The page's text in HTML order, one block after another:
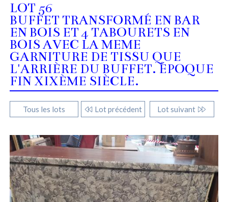
LOT 56
BUFFET TRANSFORMÉ EN BAR
EN BOIS ET 4 TABOURETS EN
BOIS AVEC LA MEME
GARNITURE DE TISSU QUE
L'ARRIÈRE DU BUFFET. ÉPOQUE
FIN XIXÈME SIÈCLE.
Tous les lots Lot précédent Lot suivant